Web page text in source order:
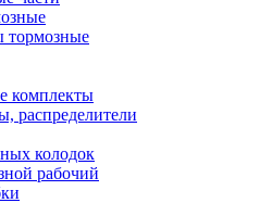
комплекты
распределители
колодок
рабочий